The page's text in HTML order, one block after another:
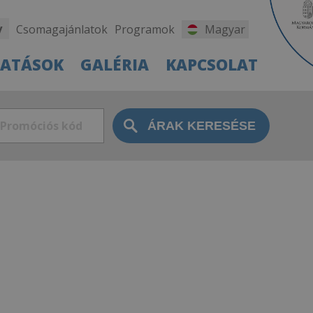
Csomagajánlatok Programok Magyar
GALÉRIA KAPCSOLAT